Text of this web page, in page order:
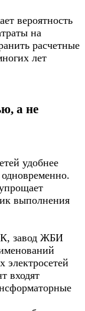
вероятность
на
расчетные
лет
а не
удобнее
выполнения
завод ЖБИ
электросетей
входят